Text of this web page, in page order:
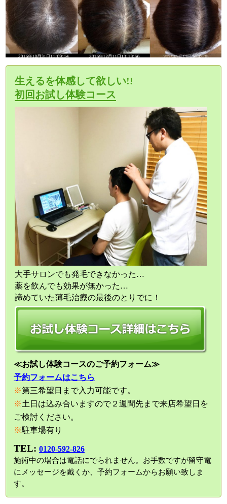
生えるを体感して欲しい!!
初回お試し体験コース
大手サロンでも発毛できなかった…
薬を飲んでも効果が無かった…
諦めていた薄毛治療の最後のとりでに！
≪お試し体験コースのご予約フォーム≫
予約フォームはこちら
※第三希望日まで入力可能です。
※土日は込み合いますので２週間先まで来店希望日を
ご検討ください。
※駐車場有り
TEL: 0120-592-826
施術中の場合は電話にでられません。お手数ですが留守電
にメッセージを戴くか、予約フォームからお願い致しま
す。